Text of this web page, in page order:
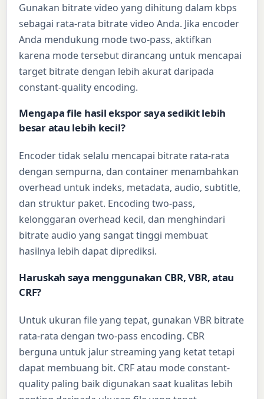
Gunakan bitrate video yang dihitung dalam kbps
sebagai rata-rata bitrate video Anda. Jika encoder
Anda mendukung mode two-pass, aktifkan
karena mode tersebut dirancang untuk mencapai
target bitrate dengan lebih akurat daripada
constant-quality encoding.
Mengapa file hasil ekspor saya sedikit lebih
besar atau lebih kecil?
Encoder tidak selalu mencapai bitrate rata-rata
dengan sempurna, dan container menambahkan
overhead untuk indeks, metadata, audio, subtitle,
dan struktur paket. Encoding two-pass,
kelonggaran overhead kecil, dan menghindari
bitrate audio yang sangat tinggi membuat
hasilnya lebih dapat diprediksi.
Haruskah saya menggunakan CBR, VBR, atau
CRF?
Untuk ukuran file yang tepat, gunakan VBR bitrate
rata-rata dengan two-pass encoding. CBR
berguna untuk jalur streaming yang ketat tetapi
dapat membuang bit. CRF atau mode constant-
quality paling baik digunakan saat kualitas lebih